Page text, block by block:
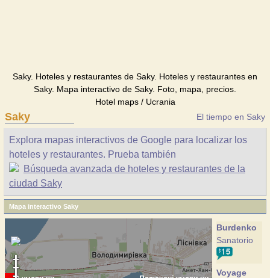
Saky. Hoteles y restaurantes de Saky. Hoteles y restaurantes en
Saky. Mapa interactivo de Saky. Foto, mapa, precios.
Hotel maps / Ucrania
Saky El tiempo en Saky
Explora mapas interactivos de Google para localizar los
hoteles y restaurantes. Prueba también
Búsqueda avanzada de hoteles y restaurantes de la
ciudad Saky
Mapa interactivo Saky
Burdenko
Sanatorio
Voyage